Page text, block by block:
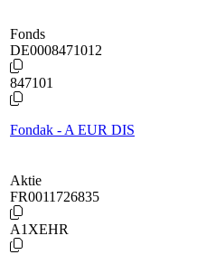
Fonds
DE0008471012
847101
Fondak - A EUR DIS
Aktie
FR0011726835
A1XEHR